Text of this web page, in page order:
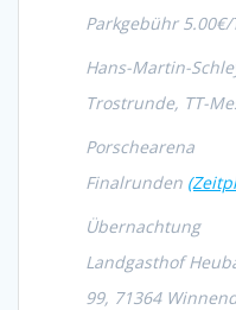
Parkgebühr 5.00€/
Hans-Martin-
Trostrunde, TT-
Porschearena
Finalrunden
Übernachtung
Landgasthof
99, 71364